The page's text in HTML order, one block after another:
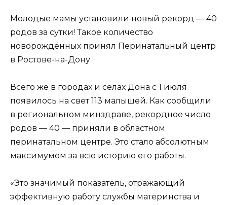
Молодые мамы установили новый рекорд — 40
родов за сутки! Такое количество
новорождённых принял Перинатальный центр
в Ростове-на-Дону.
Всего же в городах и сёлах Дона с 1 июля
появилось на свет 113 малышей. Как сообщили
в региональном минздраве, рекордное число
родов — 40 — приняли в областном
перинатальном центре. Это стало абсолютным
максимумом за всю историю его работы.
«Это значимый показатель, отражающий
эффективную работу службы материнства и